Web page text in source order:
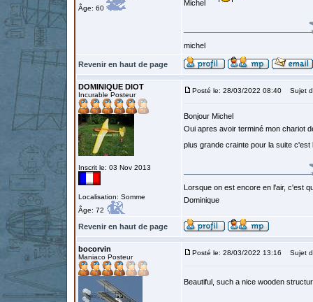
Âge: 60
Michel
michel
Revenir en haut de page
DOMINIQUE DIOT
Incurable Posteur
Inscrit le: 03 Nov 2013
Localisation: Somme
Âge: 72
Posté le: 28/03/2022 08:40 Sujet
Bonjour Michel
Oui apres avoir terminé mon chariot
plus grande crainte pour la suite
Lorsque on est encore en l'air, c'est
Dominique
Revenir en haut de page
bocorvin
Maniaco Posteur
Posté le: 28/03/2022 13:16 Sujet
Beautiful, such a nice wooden